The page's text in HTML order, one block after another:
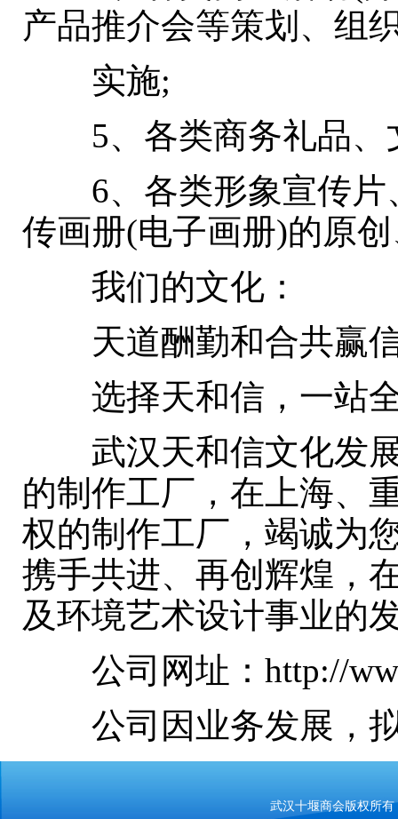
产品推介会等策划、组
实施;
5、各类商务礼品、
6、各类形象宣传片
传画册(电子画册)的原
我们的文化：
天道酬勤和合共赢
选择天和信，一站
武汉天和信文化发展
的制作工厂，在上海、
权的制作工厂，竭诚为
携手共进、再创辉煌，
及环境艺术设计事业的
公司网址：http://
公司因业务发展，拟
武汉十堰商会版权所